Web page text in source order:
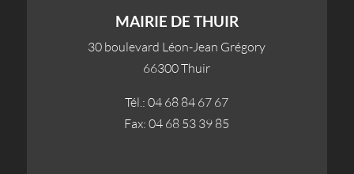
MAIRIE DE THUIR
30 boulevard Léon-Jean Grégory
66300 Thuir
Tél.: 04 68 84 67 67
Fax: 04 68 53 39 85